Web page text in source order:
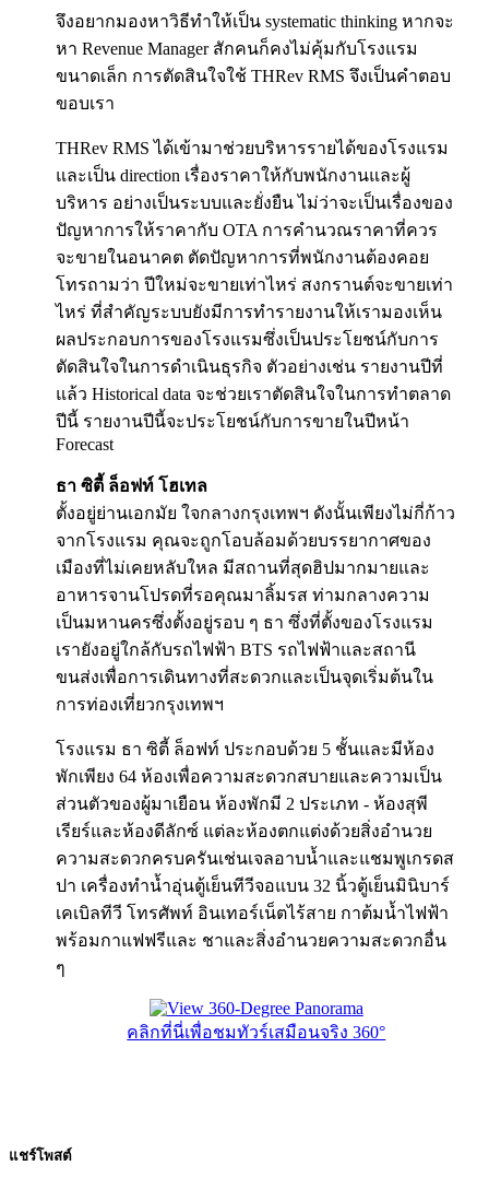
จึงอยากมองหาวิธีทำให้เป็น systematic thinking หากจะ
หา Revenue Manager สักคนก็คงไม่คุ้มกับโรงแรม
ขนาดเล็ก การตัดสินใจใช้ THRev RMS จึงเป็นคำตอบ
ขอบเรา
THRev RMS ได้เข้ามาช่วยบริหารรายได้ของโรงแรม
และเป็น direction เรื่องราคาให้กับพนักงานและผู้
บริหาร อย่างเป็นระบบและยั่งยืน ไม่ว่าจะเป็นเรื่องของ
ปัญหาการให้ราคากับ OTA การคำนวณราคาที่ควร
จะขายในอนาคต ตัดปัญหาการที่พนักงานต้องคอย
โทรถามว่า ปีใหม่จะขายเท่าไหร่ สงกรานต์จะขายเท่า
ไหร่ ที่สำคัญระบบยังมีการทำรายงานให้เรามองเห็น
ผลประกอบการของโรงแรมซึ่งเป็นประโยชน์กับการ
ตัดสินใจในการดำเนินธุรกิจ ตัวอย่างเช่น รายงานปีที่
แล้ว Historical data จะช่วยเราตัดสินใจในการทำตลาด
ปีนี้ รายงานปีนี้จะประโยชน์กับการขายในปีหน้า
Forecast
ธา ซิตี้ ล็อฟท์ โฮเทล
ตั้งอยู่ย่านเอกมัย ใจกลางกรุงเทพฯ ดังนั้นเพียงไม่กี่ก้าว
จากโรงแรม คุณจะถูกโอบล้อมด้วยบรรยากาศของ
เมืองที่ไม่เคยหลับใหล มีสถานที่สุดฮิปมากมายและ
อาหารจานโปรดที่รอคุณมาลิ้มรส ท่ามกลางความ
เป็นมหานครซึ่งตั้งอยู่รอบ ๆ ธา ซึ่งที่ตั้งของโรงแรม
เรายังอยู่ใกล้กับรถไฟฟ้า BTS รถไฟฟ้าและสถานี
ขนส่งเพื่อการเดินทางที่สะดวกและเป็นจุดเริ่มต้นใน
การท่องเที่ยวกรุงเทพฯ
โรงแรม ธา ซิตี้ ล็อฟท์ ประกอบด้วย 5 ชั้นและมีห้อง
พักเพียง 64 ห้องเพื่อความสะดวกสบายและความเป็น
ส่วนตัวของผู้มาเยือน ห้องพักมี 2 ประเภท - ห้องสุพี
เรียร์และห้องดีลักซ์ แต่ละห้องตกแต่งด้วยสิ่งอำนวย
ความสะดวกครบครันเช่นเจลอาบน้ำและแชมพูเกรดส
ปา เครื่องทำน้ำอุ่นตู้เย็นทีวีจอแบน 32 นิ้วตู้เย็นมินิบาร์
เคเบิลทีวี โทรศัพท์ อินเทอร์เน็ตไร้สาย กาต้มน้ำไฟฟ้า
พร้อมกาแฟฟรีและ ชาและสิ่งอำนวยความสะดวกอื่น
ๆ
คลิกที่นี่เพื่อชมทัวร์เสมือนจริง 360°
แชร์โพสต์